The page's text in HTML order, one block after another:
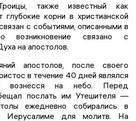
также известный как
глубокие корни в христианской
с событиями, описанными в
возникновение связано с
на апостолов.
апостолов, после своего
в течение 40 дней являлся
вознёсся на небо. Перед
послать им Утешителя —
ежедневно собирались в
Иерусалиме для молитв. На